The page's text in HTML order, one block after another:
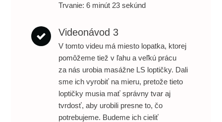
Trvanie: 6 minút 23 sekúnd
Videonávod 3
V tomto videu má miesto lopatka, ktorej
pomôžeme tiež v ľahu a veľkú prácu
za nás urobia masážne LS loptičky. Dali
sme ich vyrobiť na mieru, pretože tieto
loptičky musia mať správny tvar aj
tvrdosť, aby urobili presne to, čo
potrebujeme. Budeme ich cieliť